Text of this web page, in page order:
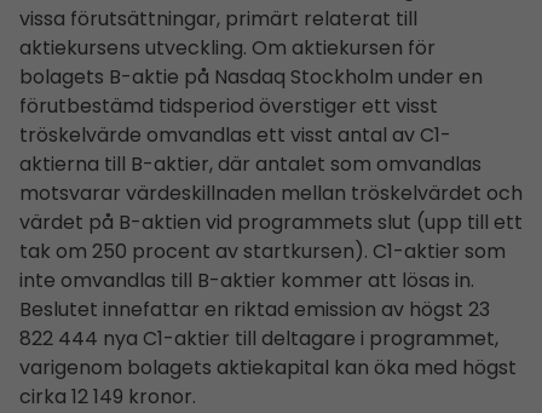
vissa förutsättningar, primärt relaterat till
aktiekursens utveckling. Om aktiekursen för
bolagets B-aktie på Nasdaq Stockholm under en
förutbestämd tidsperiod överstiger ett visst
tröskelvärde omvandlas ett visst antal av C1-
aktierna till B-aktier, där antalet som omvandlas
motsvarar värdeskillnaden mellan tröskelvärdet och
värdet på B-aktien vid programmets slut (upp till ett
tak om 250 procent av startkursen). C1-aktier som
inte omvandlas till B-aktier kommer att lösas in.
Beslutet innefattar en riktad emission av högst 23
822 444 nya C1-aktier till deltagare i programmet,
varigenom bolagets aktiekapital kan öka med högst
cirka 12 149 kronor.